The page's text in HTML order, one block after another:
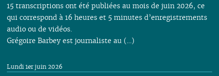
15 transcriptions ont été publiées au mois de juin 2026, ce
qui correspond à 16 heures et 5 minutes d’enregistrements
audio ou de vidéos.
Grégoire Barbey est journaliste au (…)
Lundi 1er juin 2026